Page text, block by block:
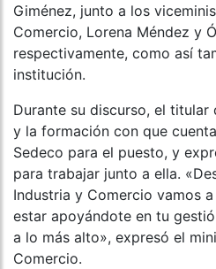
Giménez, junto a los
Comercio, Lorena Méndez y
respectivamente, como así
institución.
Durante su discurso, el
y la formación con que
Sedeco para el puesto, y
para trabajar junto a ella.
Industria y Comercio vamos
estar apoyándote en tu
a lo más alto», expresó el
Comercio.